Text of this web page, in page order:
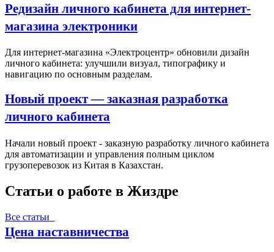
Редизайн личного кабинета для интернет-
магазина электроники
Для интернет-магазина «Электроцентр» обновили дизайн
личного кабинета: улучшили визуал, типографику и
навигацию по основным разделам.
Новый проект — заказная разработка
личного кабинета
Начали новый проект - заказную разработку личного кабинета
для автоматизации и управления полным циклом
грузоперевозок из Китая в Казахстан.
Статьи о работе в Жиздре
Все статьи
Цена наставничества